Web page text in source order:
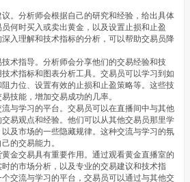
。分析师会根据自己的研究和经验，给出具体
何时买入或卖出黄金，以及设置止损和止盈
入理解和技术指标的分析，可以帮助交易员降
术指导。分析师会分享他们的交易经验和技
术指标和图表分析工具。交易员可以学习到如
力位、设置有效的止损和止盈策略等。这些技
技能，增加交易成功的几率。
与学习的平台。交易员可以在直播间中与其他
易观点和经验。他们可以从其他交易员那里学
及市场的一些隐藏规律。这种交流与学习的氛
的交易能力。
金交易具有重要作用。通过观看黄金直播室的
的市场分析，以及专业的交易建议和技术指
交流与学习的平台，交易员可以通过与其他交